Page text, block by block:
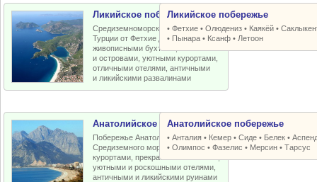
Ликийское побережье
Средиземноморское побережье
Турции от Фетхие до Кемера с
живописными бухтами, пляжами
и островами, уютными курортами,
отличными отелями, античными
и ликийскими развалинами
Ликийское побережье
•Фетхие •Олюдениз • Каякёй •
• Пынара • Ксанф • Летоон
Анатолийское побережье
Побережье Анатолийской бухты
Средиземного моря с отличными
курортами, прекрасными пляжами,
уютными и роскошными отелями,
античными и ликийскими руинами
Анатолийское побережье
•Анталия • Кемер •Сиде • Белек •
•Олимпос •Фазелис • Мерсин •Тарсус